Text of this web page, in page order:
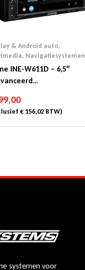
& Android auto,
, Navigatiesystemen
INE-W611D – 6,5″
€156,02BTW)
systemen voor